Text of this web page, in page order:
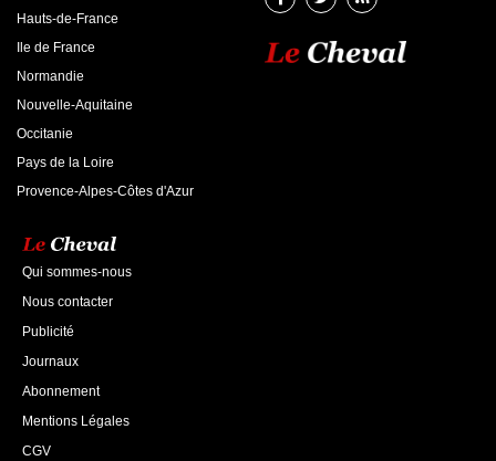
Hauts-de-France
Ile de France
Normandie
Nouvelle-Aquitaine
Occitanie
Pays de la Loire
Provence-Alpes-Côtes d'Azur
Qui sommes-nous
Nous contacter
Publicité
Journaux
Abonnement
Mentions Légales
CGV